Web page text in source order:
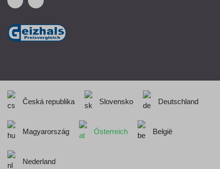
Česká republika Slovensko Deutschland
Magyarország Österreich België
Nederland